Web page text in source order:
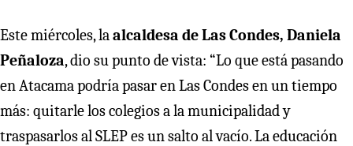
Este miércoles, laalcaldesa de Las Condes, Daniela
Peñaloza, dio su punto de vista: “Lo que está pasando
en Atacama podría pasar en Las Condes en un tiempo
más: quitarle los colegios a la municipalidad y
traspasarlos al SLEP es un salto al vacío. La educación